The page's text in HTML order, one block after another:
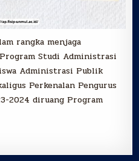
rangka menjaga
Studi Administrasi
Administrasi Publik
Perkenalan Pengurus
2024 diruang Program